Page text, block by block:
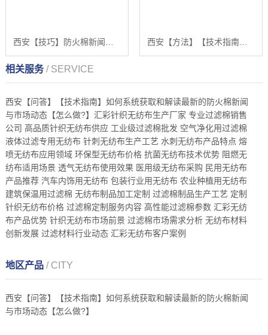
西安【方法】【技术指南】如何系统获取和解读最新的防火棉新闻与市场动态【怎么用?】
相关服务/ SERVICE
西安【问答】【技术指南】如何系统获取和解读最新的防火棉新闻
与市场动态【怎么做?】汇彩针织无纺布生产厂家 专业过滤棉销售
公司 高品质针织无纺布供应 工业级过滤棉批发 空气净化用过滤棉
液体过滤专用无纺布 针刺无纺布生产工艺 水刺无纺布产品特点 熔
喷无纺布应用领域 环保型无纺布价格 抗菌无纺布技术优势 阻燃无
纺布适用场景 透气无纺布使用效果 医用级无纺布采购 民用无纺布
产品推荐 汽车内饰用无纺布 包装行业用无纺布 农业种植用无纺布
建筑保温用过滤棉 无纺布制品加工定制 过滤棉制品生产工艺 定制
针织无纺布价格 过滤棉定制服务内容 高性能过滤棉参数 汇彩无纺
布产品优势 针织无纺布市场前景 过滤棉市场需求分析 无纺布材料
创新发展 过滤材料行业动态 汇彩无纺布客户案例
地区产品 / CITY
西安【问答】【技术指南】如何系统获取和解读最新的防火棉新闻
与市场动态【怎么做?】